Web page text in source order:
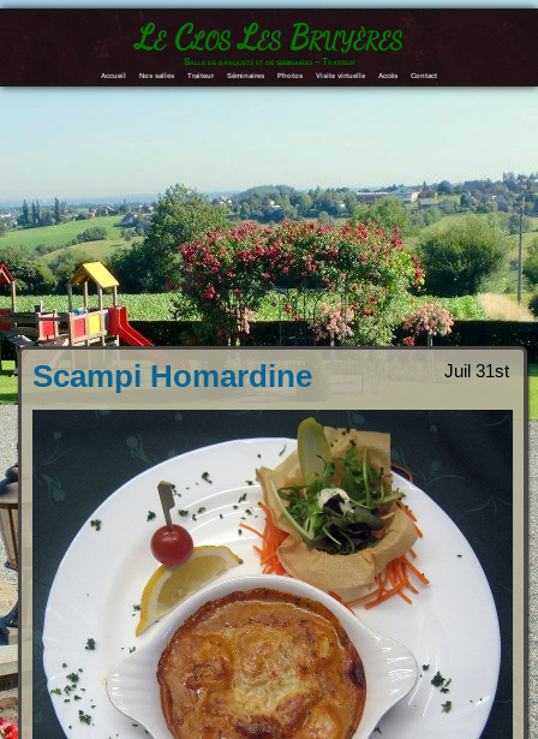
Le Clos Les Bruyères
Salle de banquets et de séminaires – Traiteur
Accueil Nos salles Traiteur Séminaires Photos Visite virtuelle Accès Contact
Juil 31st
Scampi Homardine